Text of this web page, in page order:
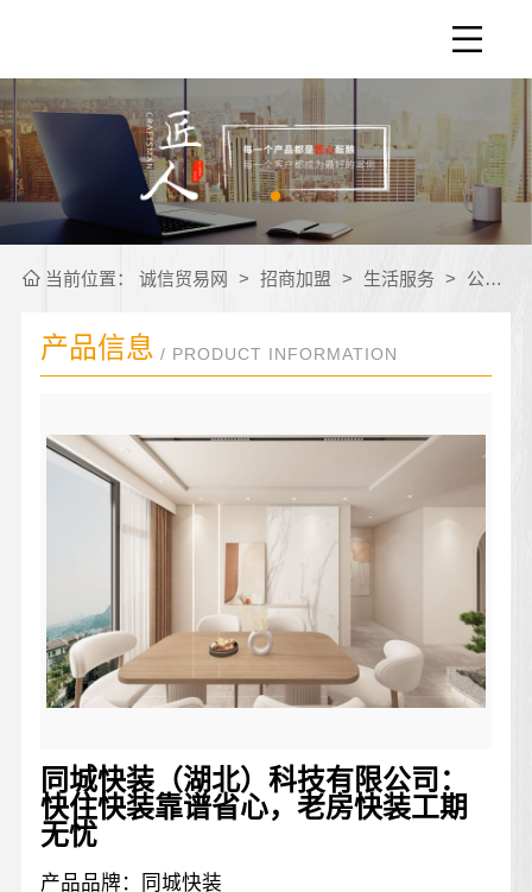
当前位置： 诚信贸易网 > 招商加盟 > 生活服务 > 公司产品
产品信息 / PRODUCT INFORMATION
同城快装（湖北）科技有限公司：
快住快装靠谱省心，老房快装工期
无忧
产品品牌：同城快装